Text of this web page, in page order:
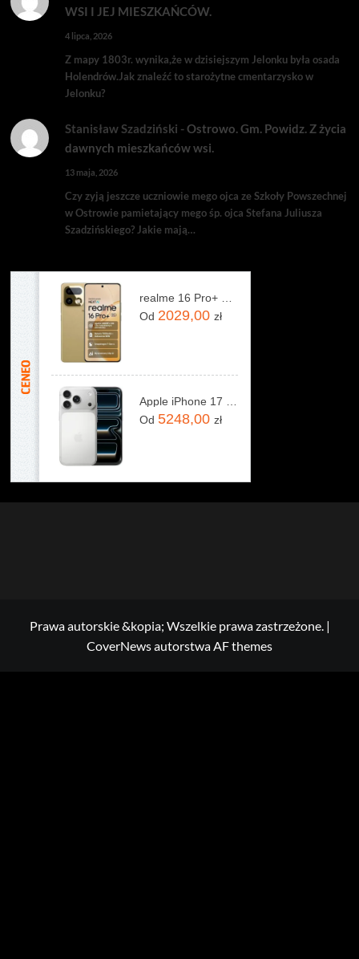
WSI I JEJ MIESZKAŃCÓW.
4 lipca, 2026
Z mapy 1803r. wynika,że w dzisiejszym Jelonku była osada
Holendrów.Jak znaleźć to starożytne cmentarzysko w
Jelonku?
Stanisław Szadziński -Ostrowo. Gm. Powidz. Z życia
dawnych mieszkańców wsi.
13 maja, 2026
Czy zyją jeszcze uczniowie mego ojca ze Szkoły Powszechnej
w Ostrowie pamietający mego śp. ojca Stefana Juliusza
Szadzińskiego? Jakie mają…
Od 2029,00 zł
Od 5248,00 zł
Prawa autorskie &kopia; Wszelkie prawa zastrzeżone. |
CoverNewsautorstwa AF themes